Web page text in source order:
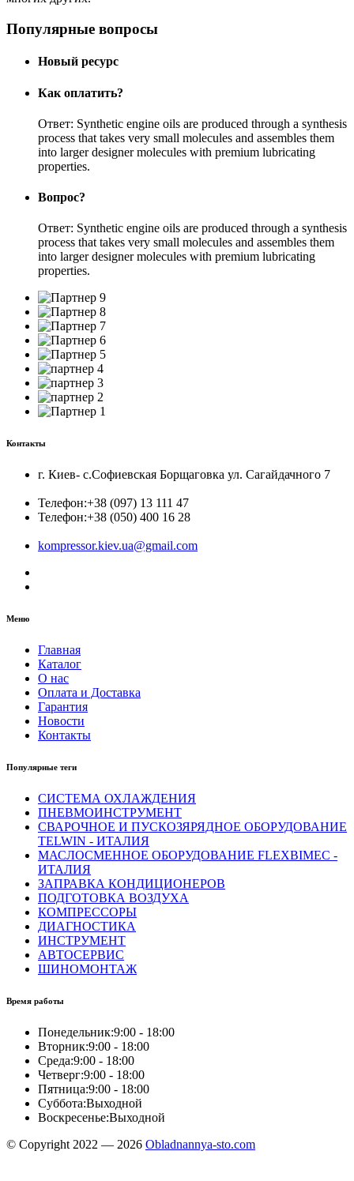
Популярные вопросы
Новый ресурс
Как оплатить?
Ответ: Synthetic engine oils are produced through a synthesis
process that takes very small molecules and assembles them
into larger designer molecules with premium lubricating
properties.
Вопрос?
Ответ: Synthetic engine oils are produced through a synthesis
process that takes very small molecules and assembles them
into larger designer molecules with premium lubricating
properties.
Контакты
г. Киев- с.Софиевская Борщаговка ул. Сагайдачного 7
Телефон:+38 (097) 13 111 47
Телефон:+38 (050) 400 16 28
kompressor.kiev.ua@gmail.com
Меню
Главная
Каталог
О нас
Оплата и Доставка
Гарантия
Новости
Контакты
Популярные теги
СИСТЕМА ОХЛАЖДЕНИЯ
ПНЕВМОИНСТРУМЕНТ
СВАРОЧНОЕ И ПУСКОЗЯРЯДНОЕ ОБОРУДОВАНИЕ
TELWIN - ИТАЛИЯ
МАСЛОСМЕННОЕ ОБОРУДОВАНИЕ FLEXBIMEC -
ИТАЛИЯ
ЗАПРАВКА КОНДИЦИОНЕРОВ
ПОДГОТОВКА ВОЗДУХА
КОМПРЕССОРЫ
ДИАГНОСТИКА
ИНСТРУМЕНТ
АВТОСЕРВИС
ШИНОМОНТАЖ
Время работы
Понедельник:9:00 - 18:00
Вторник:9:00 - 18:00
Среда:9:00 - 18:00
Четверг:9:00 - 18:00
Пятница:9:00 - 18:00
Суббота:Выходной
Воскресенье:Выходной
© Copyright 2022 — 2026 Obladnannya-sto.com